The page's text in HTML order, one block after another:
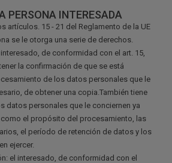
PERSONA INTERESADA
artículos. 15 - 21 del Reglamento de la UE
se le otorga una serie de derechos.
de conformidad con el art. 15,
la confirmación de que se está
de los datos personales que le
de obtener una copia.También tiene
datos personales que le conciernen ya
el propósito del procesamiento, las
el período de retención de datos y los
ejercer.
el interesado, de conformidad con el